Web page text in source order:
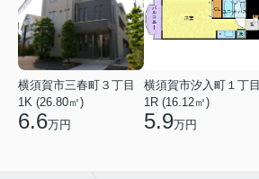
横須賀市三春町３丁目
1K (26.80㎡)
6.6万円
横須賀市汐入町１丁目
1R (16.12㎡)
5.9万円